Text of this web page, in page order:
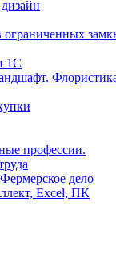
ограниченных
1С
профессии.
дело
Excel, ПК